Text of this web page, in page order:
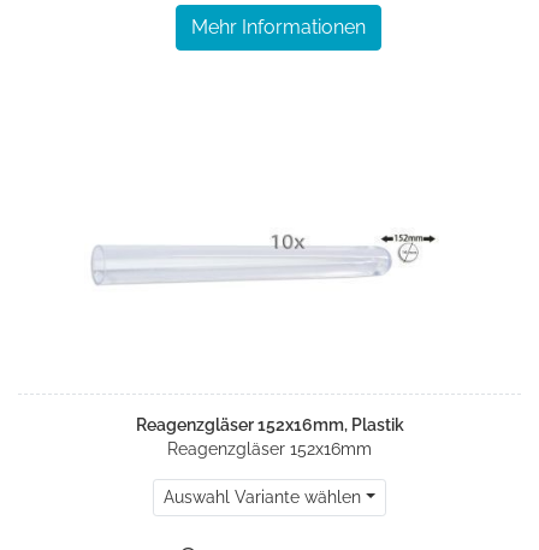
Mehr Informationen
Reagenzgläser 152x16mm, Plastik
Reagenzgläser 152x16mm
Auswahl Variante wählen